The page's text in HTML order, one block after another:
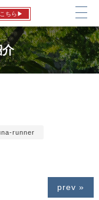
ちら▶
介
runner
prev »